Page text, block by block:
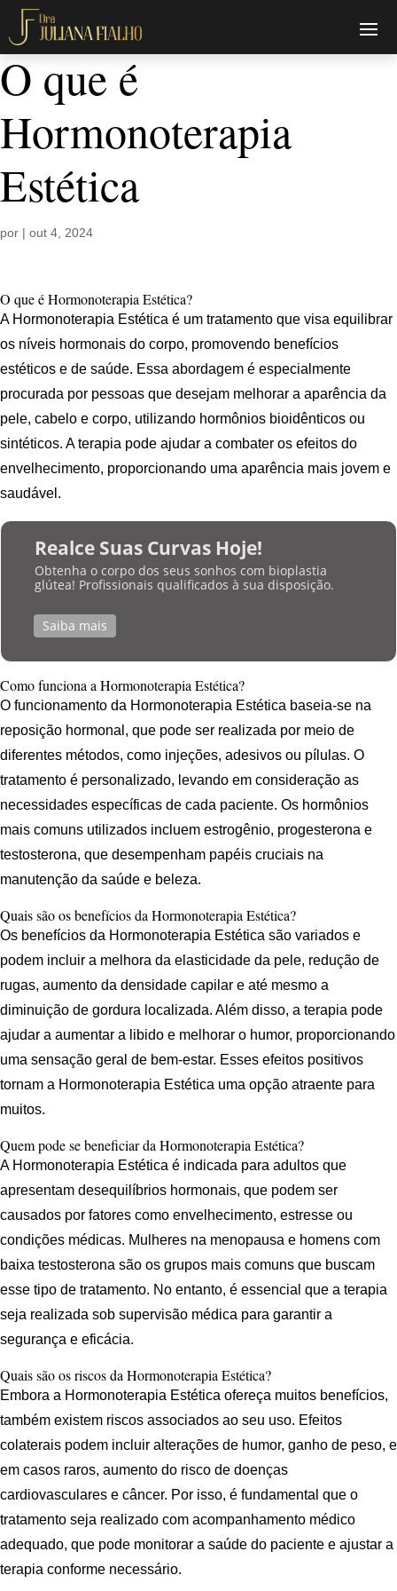
O que é
Hormonoterapia
Estética
por | out 4, 2024
O que é Hormonoterapia Estética?
A Hormonoterapia Estética é um tratamento que visa equilibrar
os níveis hormonais do corpo, promovendo benefícios
estéticos e de saúde. Essa abordagem é especialmente
procurada por pessoas que desejam melhorar a aparência da
pele, cabelo e corpo, utilizando hormônios bioidênticos ou
sintéticos. A terapia pode ajudar a combater os efeitos do
envelhecimento, proporcionando uma aparência mais jovem e
saudável.
Realce Suas Curvas Hoje!
Obtenha o corpo dos seus sonhos com bioplastia
glútea! Profissionais qualificados à sua disposição.
Saiba mais
Como funciona a Hormonoterapia Estética?
O funcionamento da Hormonoterapia Estética baseia-se na
reposição hormonal, que pode ser realizada por meio de
diferentes métodos, como injeções, adesivos ou pílulas. O
tratamento é personalizado, levando em consideração as
necessidades específicas de cada paciente. Os hormônios
mais comuns utilizados incluem estrogênio, progesterona e
testosterona, que desempenham papéis cruciais na
manutenção da saúde e beleza.
Quais são os benefícios da Hormonoterapia Estética?
Os benefícios da Hormonoterapia Estética são variados e
podem incluir a melhora da elasticidade da pele, redução de
rugas, aumento da densidade capilar e até mesmo a
diminuição de gordura localizada. Além disso, a terapia pode
ajudar a aumentar a libido e melhorar o humor, proporcionando
uma sensação geral de bem-estar. Esses efeitos positivos
tornam a Hormonoterapia Estética uma opção atraente para
muitos.
Quem pode se beneficiar da Hormonoterapia Estética?
A Hormonoterapia Estética é indicada para adultos que
apresentam desequilíbrios hormonais, que podem ser
causados por fatores como envelhecimento, estresse ou
condições médicas. Mulheres na menopausa e homens com
baixa testosterona são os grupos mais comuns que buscam
esse tipo de tratamento. No entanto, é essencial que a terapia
seja realizada sob supervisão médica para garantir a
segurança e eficácia.
Quais são os riscos da Hormonoterapia Estética?
Embora a Hormonoterapia Estética ofereça muitos benefícios,
também existem riscos associados ao seu uso. Efeitos
colaterais podem incluir alterações de humor, ganho de peso, e
em casos raros, aumento do risco de doenças
cardiovasculares e câncer. Por isso, é fundamental que o
tratamento seja realizado com acompanhamento médico
adequado, que pode monitorar a saúde do paciente e ajustar a
terapia conforme necessário.